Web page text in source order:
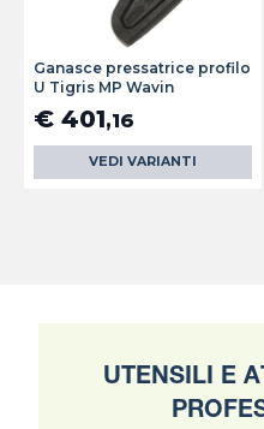
Ganasce pressatrice profilo
U Tigris MP Wavin
€ 401,16
VEDI VARIANTI
UTENSILI E